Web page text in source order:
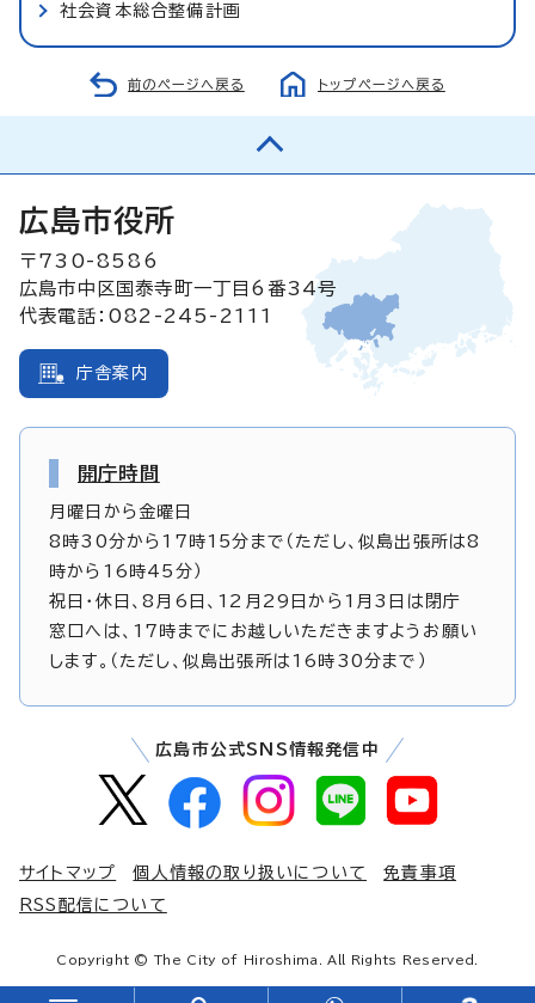
社会資本総合整備計画
前のページへ戻る トップページへ戻る
広島市役所
〒730-8586
広島市中区国泰寺町一丁目6番34号
代表電話：082-245-2111
庁舎案内
開庁時間
月曜日から金曜日
8時30分から17時15分まで（ただし、似島出張所は8
時から16時45分）
祝日・休日、8月6日、12月29日から1月3日は閉庁
窓口へは、17時までにお越しいただきますようお願い
します。（ただし、似島出張所は16時30分まで）
広島市公式SNS情報発信中
サイトマップ 個人情報の取り扱いについて
免責事項
RSS配信について
Copyright © The City of Hiroshima. All Rights Reserved.